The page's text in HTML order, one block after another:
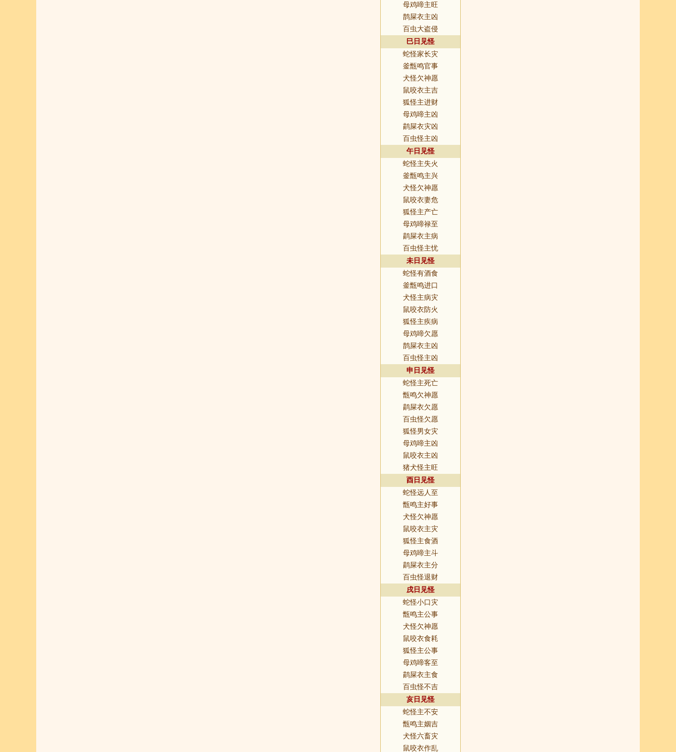
母鸡啼主旺
鹊屎衣主凶
百虫大盗侵
巳日见怪
蛇怪家长灾
釜甑鸣官事
犬怪欠神愿
鼠咬衣主吉
狐怪主进财
母鸡啼主凶
鹋屎衣灾凶
百虫怪主凶
午日见怪
蛇怪主失火
釜甑鸣主兴
犬怪欠神愿
鼠咬衣妻危
狐怪主产亡
母鸡啼禄至
鹋屎衣主病
百虫怪主忧
未日见怪
蛇怪有酒食
釜甑鸣进口
犬怪主病灾
鼠咬衣防火
狐怪主疾病
母鸡啼欠愿
鹊屎衣主凶
百虫怪主凶
申日见怪
蛇怪主死亡
甑鸣欠神愿
鹋屎衣欠愿
百虫怪欠愿
狐怪男女灾
母鸡啼主凶
鼠咬衣主凶
猪犬怪主旺
酉日见怪
蛇怪远人至
甑鸣主好事
犬怪欠神愿
鼠咬衣主灾
狐怪主食酒
母鸡啼主斗
鹋屎衣主分
百虫怪退财
戌日见怪
蛇怪小口灾
甑鸣主公事
犬怪欠神愿
鼠咬衣食耗
狐怪主公事
母鸡啼客至
鹋屎衣主食
百虫怪不吉
亥日见怪
蛇怪主不安
甑鸣主姻吉
犬怪六畜灾
鼠咬衣作乱